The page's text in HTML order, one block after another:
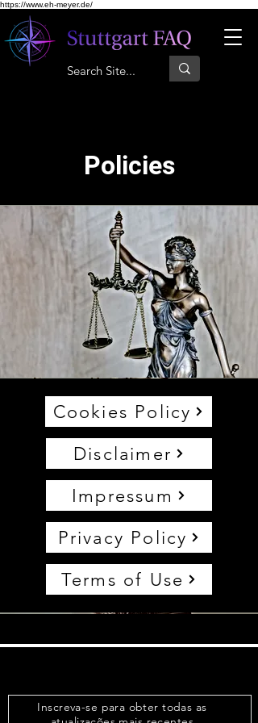
https://www.eh-meyer.de/
Policies
Cookies Policy
Disclaimer
Impressum
Privacy Policy
Terms of Use
Inscreva-se para obter todas as